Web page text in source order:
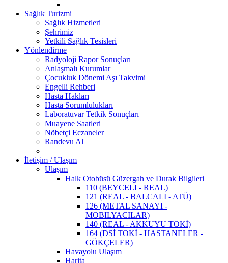
Sağlık Turizmi
Sağlık Hizmetleri
Şehrimiz
Yetkili Sağlık Tesisleri
Yönlendirme
Radyoloji Rapor Sonuçları
Anlaşmalı Kurumlar
Çocukluk Dönemi Aşı Takvimi
Engelli Rehberi
Hasta Hakları
Hasta Sorumlulukları
Laboratuvar Tetkik Sonuçları
Muayene Saatleri
Nöbetçi Eczaneler
Randevu Al
İletişim / Ulaşım
Ulaşım
Halk Otobüsü Güzergah ve Durak Bilgileri
110 (BEYCELI - REAL)
121 (REAL - BALCALI - ATÜ)
126 (METAL SANAYI -
MOBILYACILAR)
140 (REAL - AKKUYU TOKİ)
164 (DSİ TOKİ - HASTANELER -
GÖKÇELER)
Havayolu Ulaşım
Harita